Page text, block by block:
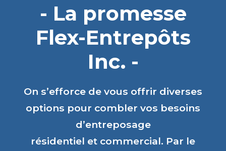
- La promesse
Flex-Entrepôts
Inc. -
On s’efforce de vous offrir diverses
options pour combler vos besoins
d’entreposage
résidentiel et commercial. Par le